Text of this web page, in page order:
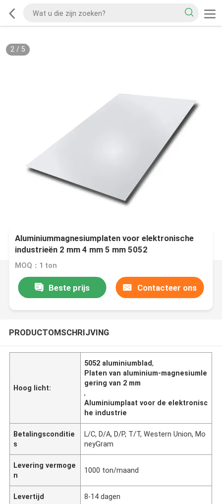
2/ 5
Aluminiummagnesiumplaten voor elektronische
industrieën 2 mm 4 mm 5 mm 5052
Aluminiumplaat
MOQ：1 ton
Beste prijs Contacteer ons
PRODUCTOMSCHRIJVING
Hoog licht:
5052 aluminiumblad,
Platen van aluminium-magnesiumle
gering van 2 mm
,
Aluminiumplaat voor de elektronisc
he industrie
Betalingsconditie
s
L/C, D/A, D/P, T/T, Western Union, Mo
neyGram
Levering vermoge
n
1000 ton/maand
Levertijd 8-14 dagen